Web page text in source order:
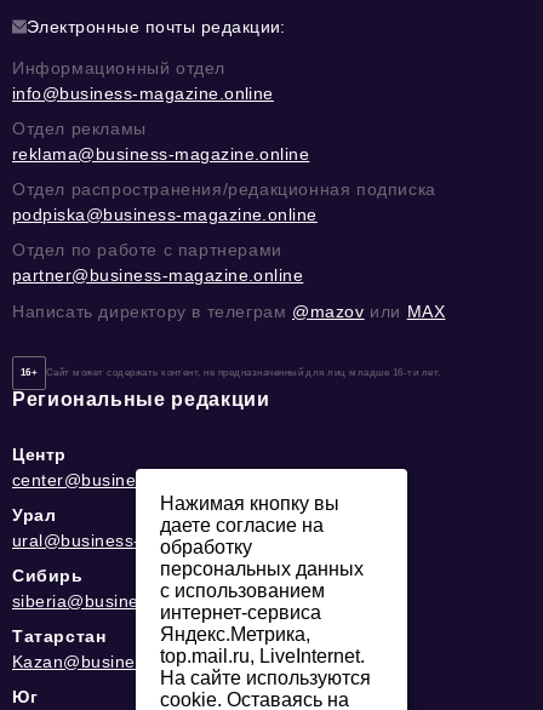
Электронные почты редакции:
Информационный отдел
info@business-magazine.online
Отдел рекламы
reklama@business-magazine.online
Отдел распространения/редакционная подписка
podpiska@business-magazine.online
Отдел по работе с партнерами
partner@business-magazine.online
Написать директору в телеграм @mazov или MAX
16+ Сайт может содержать контент, не предназначенный для лиц младше 16-ти лет.
Региональные редакции
Центр
center@business-magazine.online
Урал
ural@business-magazine.online
Сибирь
siberia@business-magazine.online
Татарстан
Kazan@business-magazine.online
Юг
Нажимая кнопку вы
даете согласие на
обработку
персональных данных
с использованием
интернет-сервиса
Яндекс.Метрика,
top.mail.ru, LiveInternet.
На сайте используются
cookie. Оставаясь на